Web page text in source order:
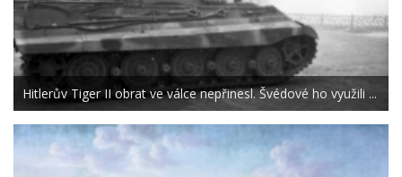
Hitlerův Tiger II obrat ve válce nepřinesl. Švédové ho využili ...